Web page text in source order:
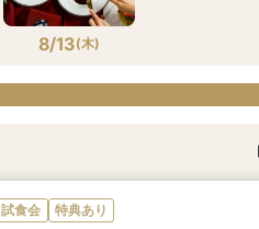
8/13(木)
試食会 特典あり